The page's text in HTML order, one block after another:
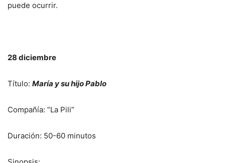
puede ocurrir.
28 diciembre
Título: María y su hijo Pablo
Compañía: “La Pili”
Duración: 50-60 minutos